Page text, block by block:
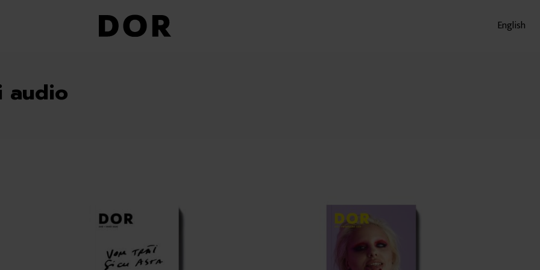
English
audio